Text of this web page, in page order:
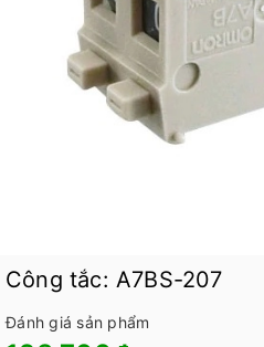
Công tắc: A7BS-207
Đánh giá sản phẩm